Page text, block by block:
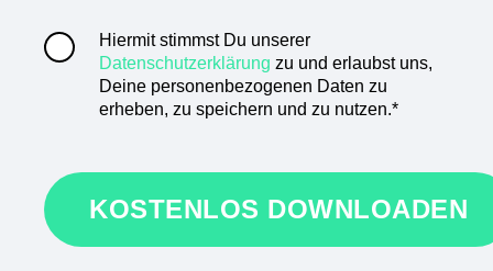
Hiermit stimmst Du unserer
Datenschutzerklärung zu und erlaubst uns,
Deine personenbezogenen Daten zu
erheben, zu speichern und zu nutzen.*